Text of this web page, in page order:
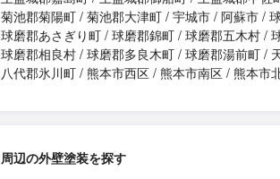
菊池郡菊陽町 菊池郡大津町 宇城市 阿蘇市
球磨郡あさぎり町 球磨郡錦町 球磨郡五木村
球磨郡相良村 球磨郡多良木町 球磨郡湯前町
八代郡氷川町 熊本市西区 熊本市南区 熊本市
周辺の外壁塗装を探す